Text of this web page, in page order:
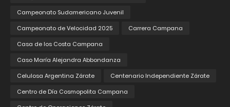
Campeonato Sudamericano Juvenil
Campeonato de Velocidad 2025
Carrera Campana
Casa de los Costa Campana
Caso María Alejandra Abbondanza
Celulosa Argentina Zárate
Centenario Independiente Zárate
Centro de Día Cosmopolita Campana